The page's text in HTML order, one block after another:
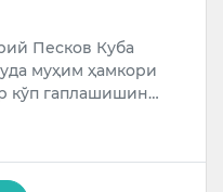
Песков Куба
муҳим ҳамкори
кўп гаплашишин…